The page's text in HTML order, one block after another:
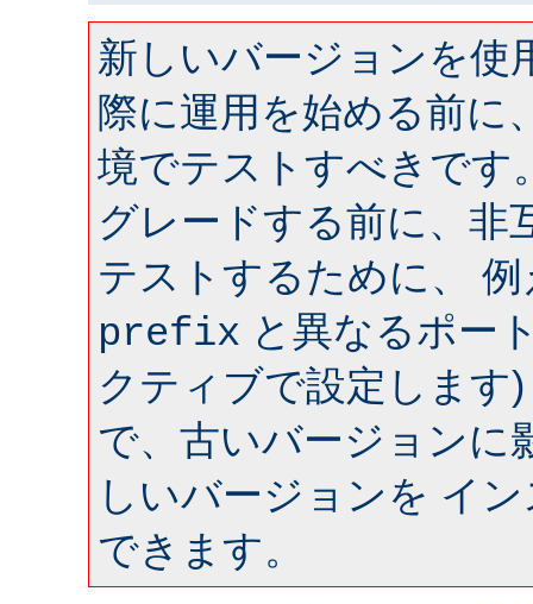
新しいバージョンを使
際に運用を始める前に
境でテストすべきです
グレードする前に、非
テストするために、
prefix と異なるポー
クティブで設定します
で、古いバージョンに
しいバージョンを イ
できます。